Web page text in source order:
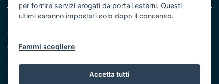
Note legali
Cookie e privacy
Atti di notifica
Servizi Intranet
per fornire servizi erogati da portali esterni. Questi
ultimi saranno impostati solo dopo il consenso.
Fammi scegliere
Accetta tutti